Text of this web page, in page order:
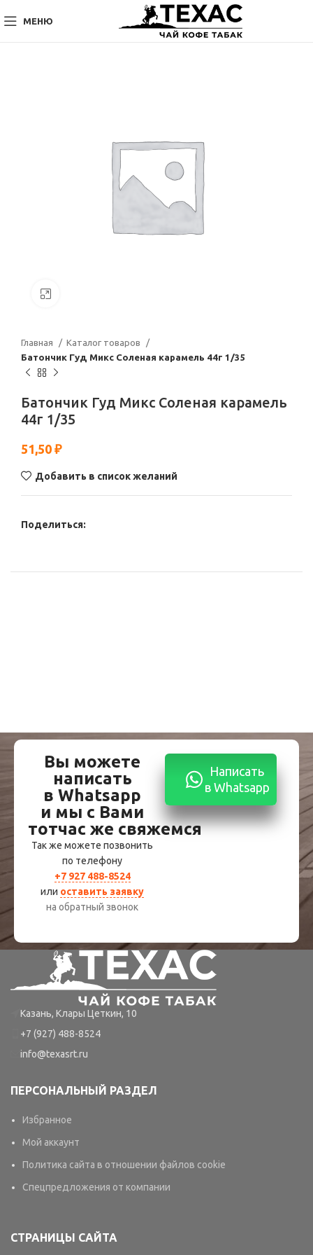
МЕНЮ
Главная
Каталог товаров
Батончик Гуд Микс Соленая карамель 44г 1/35
Батончик Гуд Микс Соленая карамель
44г 1/35
51,50 ₽
Добавить в список желаний
Поделиться:
Вы можете
написать
в Whatsapp
и мы с Вами
тотчас же свяжемся
Так же можете позвонить
по телефону
+7 927 488-8524
или оставить заявку
на обратный звонок
Написать
в Whatsapp
Казань, Клары Цеткин, 10
+7 (927) 488-8524
info@texasrt.ru
ПЕРСОНАЛЬНЫЙ РАЗДЕЛ
Избранное
Мой аккаунт
Политика сайта в отношении файлов cookie
Спецпредложения от компании
СТРАНИЦЫ САЙТА